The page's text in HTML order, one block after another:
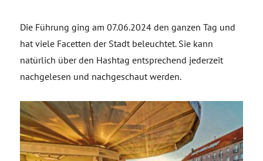
Die Führung ging am 07.06.2024 den ganzen Tag und
hat viele Facetten der Stadt beleuchtet. Sie kann
natürlich über den Hashtag entsprechend jederzeit
nachgelesen und nachgeschaut werden.